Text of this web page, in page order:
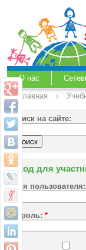
О нас
Главная
›
Поиск на сайте:
Вход для
Имя пользователя:
Пароль: *